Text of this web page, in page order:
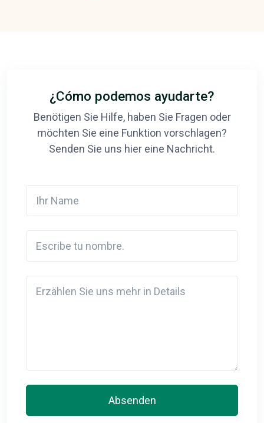
¿Cómo podemos ayudarte?
Benötigen Sie Hilfe, haben Sie Fragen oder
möchten Sie eine Funktion vorschlagen?
Senden Sie uns hier eine Nachricht.
Absenden